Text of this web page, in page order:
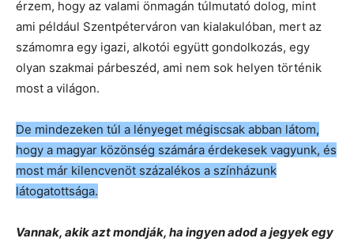
érzem, hogy az valami önmagán túlmutató dolog, mint
ami például Szentpéterváron van kialakulóban, mert az
számomra egy igazi, alkotói együtt gondolkozás, egy
olyan szakmai párbeszéd, ami nem sok helyen történik
most a világon.
De mindezeken túl a lényeget mégiscsak abban látom,
hogy a magyar közönség számára érdekesek vagyunk, és
most már kilencvenöt százalékos a színházunk
látogatottsága.
Vannak, akik azt mondják, ha ingyen adod a jegyek egy